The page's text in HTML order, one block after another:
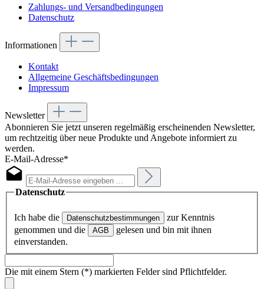
Zahlungs- und Versandbedingungen
Datenschutz
Informationen
Kontakt
Allgemeine Geschäftsbedingungen
Impressum
Newsletter
Abonnieren Sie jetzt unseren regelmäßig erscheinenden Newsletter,
um rechtzeitig über neue Produkte und Angebote informiert zu
werden.
E-Mail-Adresse*
Datenschutz
Ich habe die Datenschutzbestimmungen
zur Kenntnis
genommen und die
AGB
gelesen und bin mit ihnen
einverstanden.
Die mit einem Stern (*) markierten Felder sind Pflichtfelder.